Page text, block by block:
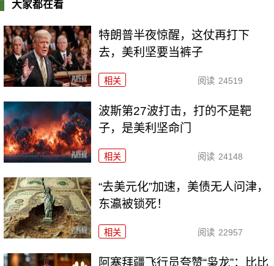
大家都在看
特朗普半夜惊醒，这仗再打下
去，美利坚要当裤子
相关 阅读 24519
波斯第27波打击，打的不是靶
子，是美利坚命门
相关 阅读 24148
“去美元化”加速，美债无人问津，
东瀛被锁死！
相关 阅读 22957
阿塞拜疆飞行员夸赞“枭龙”：比比